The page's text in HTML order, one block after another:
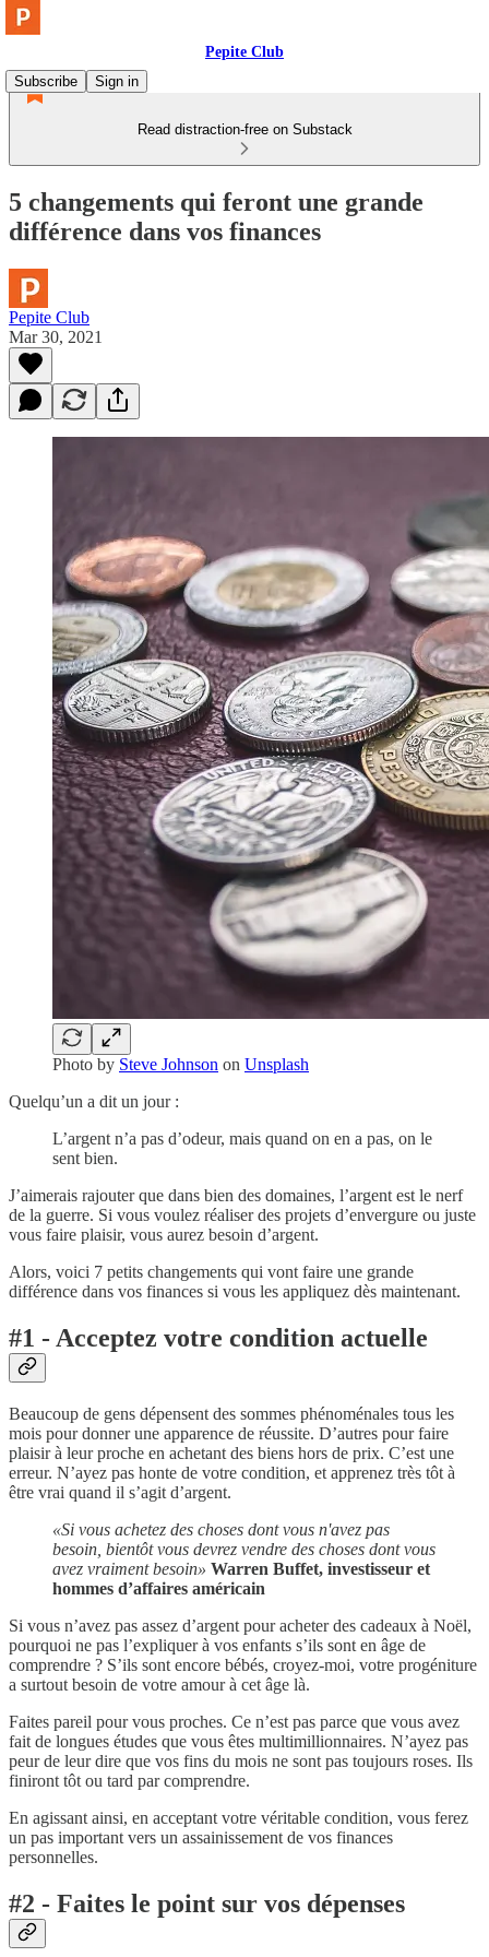
Pepite Club
Subscribe
Sign in
Read distraction-free on Substack
5 changements qui feront une grande
différence dans vos finances
Pepite Club
Mar 30, 2021
Photo by Steve Johnson on Unsplash
Quelqu’un a dit un jour :
L’argent n’a pas d’odeur, mais quand on en a pas, on le
sent bien.
J’aimerais rajouter que dans bien des domaines, l’argent est le nerf
de la guerre. Si vous voulez réaliser des projets d’envergure ou juste
vous faire plaisir, vous aurez besoin d’argent.
Alors, voici 7 petits changements qui vont faire une grande
différence dans vos finances si vous les appliquez dès maintenant.
#1 - Acceptez votre condition actuelle
Beaucoup de gens dépensent des sommes phénoménales tous les
mois pour donner une apparence de réussite. D’autres pour faire
plaisir à leur proche en achetant des biens hors de prix. C’est une
erreur. N’ayez pas honte de votre condition, et apprenez très tôt à
être vrai quand il s’agit d’argent.
«Si vous achetez des choses dont vous n'avez pas
besoin, bientôt vous devrez vendre des choses dont vous
avez vraiment besoin» Warren Buffet, investisseur et
hommes d’affaires américain
Si vous n’avez pas assez d’argent pour acheter des cadeaux à Noël,
pourquoi ne pas l’expliquer à vos enfants s’ils sont en âge de
comprendre ? S’ils sont encore bébés, croyez-moi, votre progéniture
a surtout besoin de votre amour à cet âge là.
Faites pareil pour vous proches. Ce n’est pas parce que vous avez
fait de longues études que vous êtes multimillionnaires. N’ayez pas
peur de leur dire que vos fins du mois ne sont pas toujours roses. Ils
finiront tôt ou tard par comprendre.
En agissant ainsi, en acceptant votre véritable condition, vous ferez
un pas important vers un assainissement de vos finances
personnelles.
#2 - Faites le point sur vos dépenses